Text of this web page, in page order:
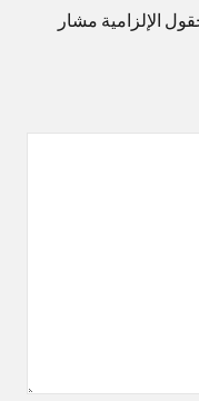
الإلزامية مشار